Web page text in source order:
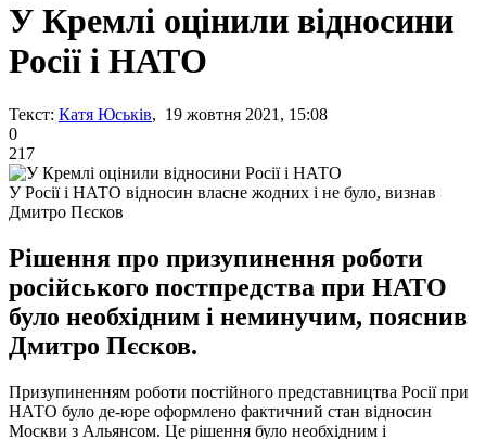
У Кремлі оцінили відносини
Росії і НАТО
Текст: Катя Юськів, 19 жовтня 2021, 15:08
0
217
У Росії і НАТО відносин власне жодних і не було, визнав
Дмитро Пєсков
Рішення про призупинення роботи
російського постпредства при НАТО
було необхідним і неминучим, пояснив
Дмитро Пєсков.
Призупиненням роботи постійного представництва Росії при
НАТО було де-юре оформлено фактичний стан відносин
Москви з Альянсом. Це рішення було необхідним і